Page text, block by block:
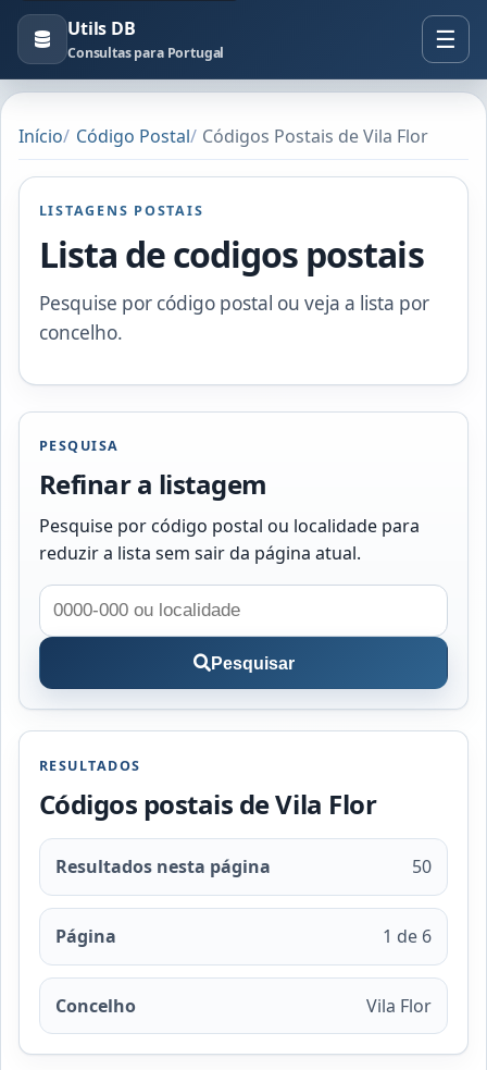
Utils DB
Consultas para Portugal
Início Código Postal Códigos Postais de Vila Flor
LISTAGENS POSTAIS
Lista de codigos postais
Pesquise por código postal ou veja a lista por
concelho.
PESQUISA
Refinar a listagem
Pesquise por código postal ou localidade para
reduzir a lista sem sair da página atual.
Pesquisar
RESULTADOS
Códigos postais de Vila Flor
Resultados nesta página 50
Página 1 de 6
Concelho Vila Flor